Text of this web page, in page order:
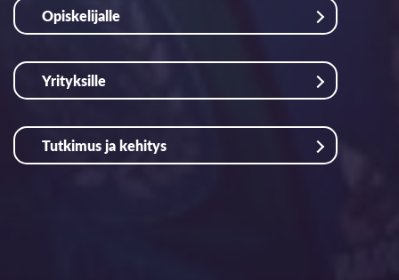
Opiskelijalle
Yrityksille
Tutkimus ja kehitys